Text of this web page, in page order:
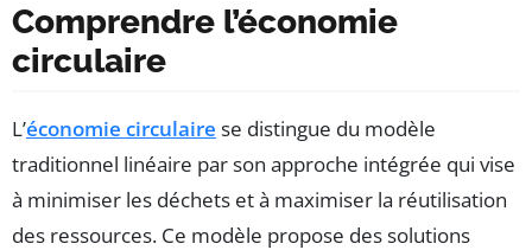
Comprendre l’économie
circulaire
L’économie circulaire se distingue du modèle
traditionnel linéaire par son approche intégrée qui vise
à minimiser les déchets et à maximiser la réutilisation
des ressources. Ce modèle propose des solutions